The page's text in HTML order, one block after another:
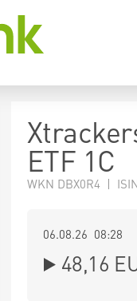
ETF 1C
WKN DBX0R4 |
06.08.26 08:28
48,16